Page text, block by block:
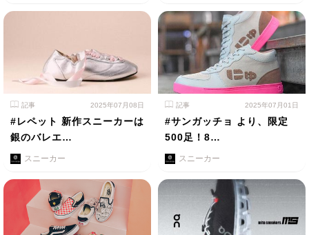
記事 2025年07月08日
#レペット 新作スニーカーは
銀のバレエ…
スニーカー
記事 2025年07月01日
#サンガッチョ より、限定
500足！8…
スニーカー